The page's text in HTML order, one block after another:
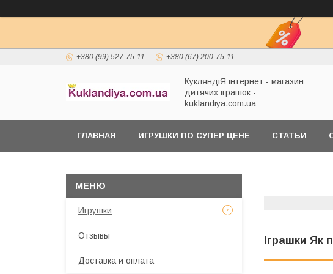
+380 (99) 527-75-11 +380 (67) 200-75-11
КукляндіЯ інтернет - магазин
дитячих іграшок -
kuklandiya.com.ua
ГЛАВНАЯ ИГРУШКИ ПО СУПЕР ЦЕНЕ СТАТЬИ
Іграшки Як
Игрушки
Отзывы
Доставка и оплата